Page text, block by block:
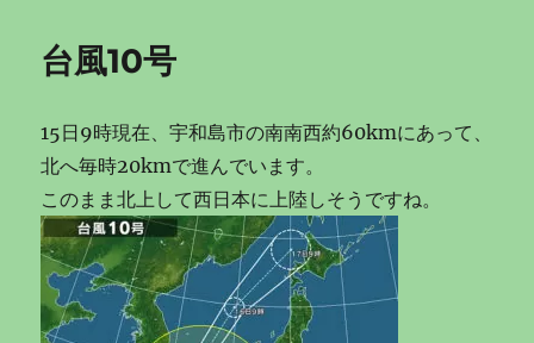
台風10号
15日9時現在、宇和島市の南南西約60kmにあって、
北へ毎時20kmで進んでいます。
このまま北上して西日本に上陸しそうですね。